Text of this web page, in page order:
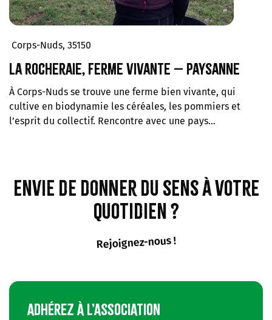
Corps-Nuds, 35150
La Rocheraie, ferme vivante – Paysanne
À Corps-Nuds se trouve une ferme bien vivante, qui
cultive en biodynamie les céréales, les pommiers et
l’esprit du collectif. Rencontre avec une pays…
Envie de donner du sens à votre
quotidien ?
Rejoignez-nous !
ADHÉREZ À L’ASSOCIATION